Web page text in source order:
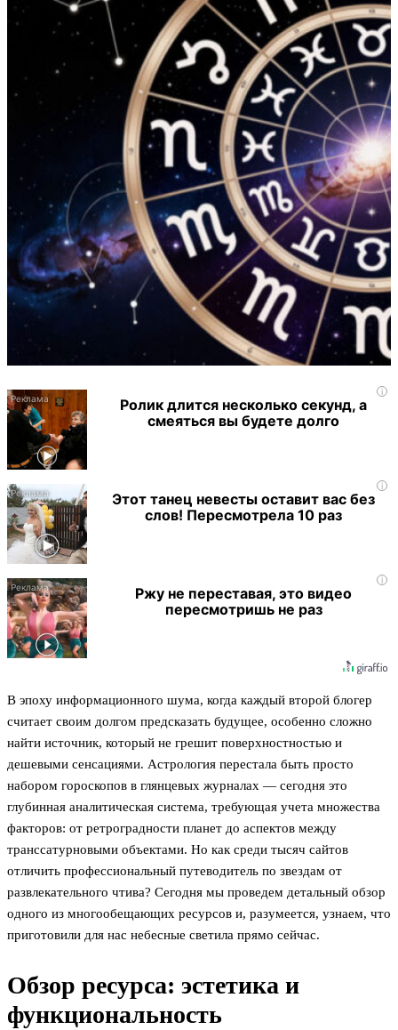
i
Ролик длится несколько секунд, а
смеяться вы будете долго
i
Этот танец невесты оставит вас без
слов! Пересмотрела 10 раз
i
Ржу не переставая, это видео
пересмотришь не раз
В эпоху информационного шума, когда каждый второй блогер
считает своим долгом предсказать будущее, особенно сложно
найти источник, который не грешит поверхностностью и
дешевыми сенсациями. Астрология перестала быть просто
набором гороскопов в глянцевых журналах — сегодня это
глубинная аналитическая система, требующая учета множества
факторов: от ретроградности планет до аспектов между
транссатурновыми объектами. Но как среди тысяч сайтов
отличить профессиональный путеводитель по звездам от
развлекательного чтива? Сегодня мы проведем детальный обзор
одного из многообещающих ресурсов и, разумеется, узнаем, что
приготовили для нас небесные светила прямо сейчас.
Обзор ресурса: эстетика и
функциональность